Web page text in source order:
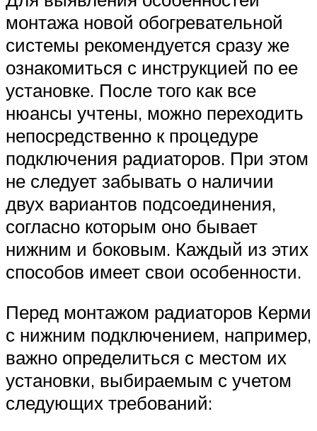
монтажа новой обогревательной
системы рекомендуется сразу же
ознакомиться с инструкцией по ее
установке. После того как все
нюансы учтены, можно переходить
непосредственно к процедуре
подключения радиаторов. При этом
не следует забывать о наличии
двух вариантов подсоединения,
согласно которым оно бывает
нижним и боковым. Каждый из этих
способов имеет свои особенности.
Перед монтажом радиаторов Керми
с нижним подключением, например,
важно определиться с местом их
установки, выбираемым с учетом
следующих требований: